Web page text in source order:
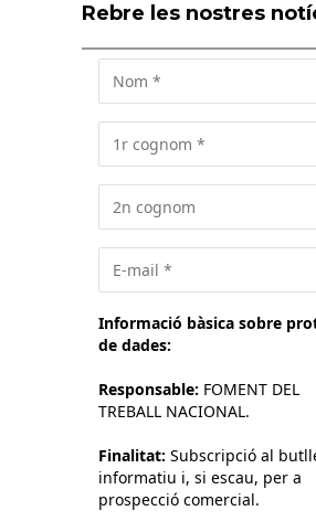
Rebre les nostres
Informació bàsica sobre
de dades:
Responsable: FOMENT DEL
TREBALL NACIONAL.
Finalitat: Subscripció al
informatiu i, si escau, per a
prospecció comercial.